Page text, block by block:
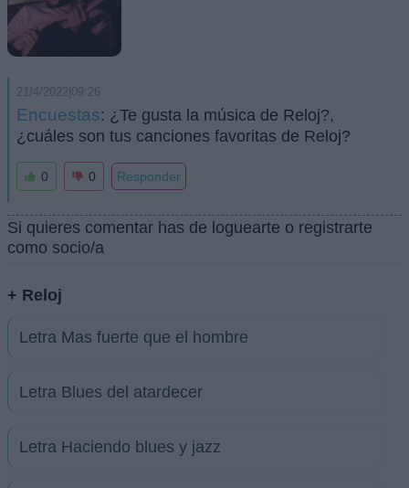
21/4/2022|09:26
Encuestas: ¿Te gusta la música de Reloj?,
¿cuáles son tus canciones favoritas de Reloj?
0 0 Responder
Si quieres comentar has de loguearte o registrarte
como socio/a
+ Reloj
Letra Mas fuerte que el hombre
Letra Blues del atardecer
Letra Haciendo blues y jazz